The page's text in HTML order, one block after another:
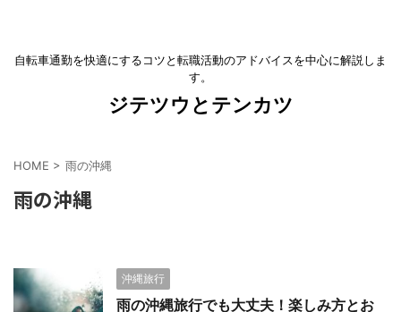
自転車通勤を快適にするコツと転職活動のアドバイスを中心に解説しま
す。
ジテツウとテンカツ
HOME > 雨の沖縄
雨の沖縄
沖縄旅行
雨の沖縄旅行でも大丈夫！楽しみ方とお